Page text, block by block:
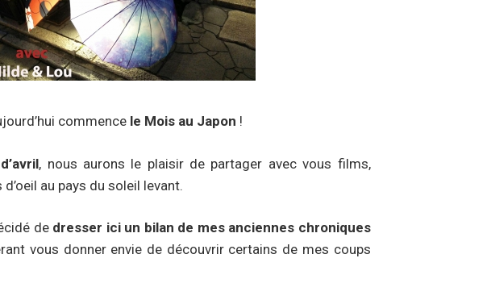
commence le Mois au Japon !
, nous aurons le plaisir de partager avec vous films,
au pays du soleil levant.
de dresser ici un bilan de mes anciennes chroniques
vous donner envie de découvrir certains de mes coups